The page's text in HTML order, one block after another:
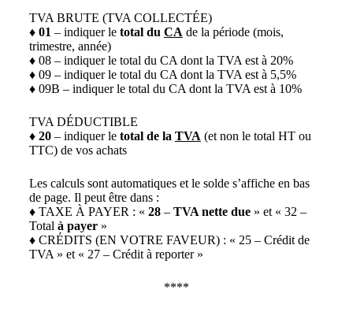
TVA BRUTE (TVA COLLECTÉE)
♦ 01 – indiquer le total du CA de la période (mois,
trimestre, année)
♦ 08 – indiquer le total du CA dont la TVA est à 20%
♦ 09 – indiquer le total du CA dont la TVA est à 5,5%
♦ 09B – indiquer le total du CA dont la TVA est à 10%
TVA DÉDUCTIBLE
♦ 20– indiquer le total de la TVA (et non le total HT ou
TTC) de vos achats
Les calculs sont automatiques et le solde s’affiche en bas
de page. Il peut être dans :
♦ TAXE À PAYER : « 28– TVA nette due» et « 32 –
Total à payer»
♦ CRÉDITS (EN VOTRE FAVEUR) : « 25 – Crédit de
TVA » et « 27 – Crédit à reporter »
****